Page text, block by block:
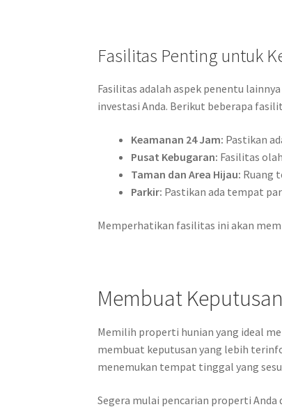
Fasilitas Penting untuk
Fasilitas adalah aspek penentu
investasi Anda. Berikut beberapa
Keamanan 24 Jam: Pastikan
Pusat Kebugaran: Fasilitas
Taman dan Area Hijau: Ruang
Parkir: Pastikan ada tempat
Memperhatikan fasilitas ini akan
Membuat
Memilih properti hunian yang ideal
membuat keputusan yang lebih
menemukan tempat tinggal yang
Segera mulai pencarian properti